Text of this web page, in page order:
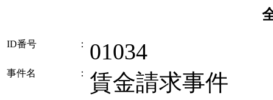
ID番号 ： 01034
事件名 ： 賃金請求事件